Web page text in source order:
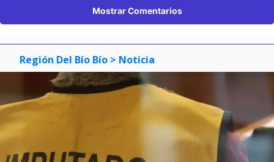
Mostrar Comentarios
Región Del Bío Bío > Noticia